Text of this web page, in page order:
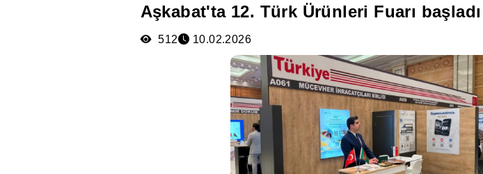
Aşkabat'ta 12. Türk Ürünleri Fuarı başladı
512 10.02.2026